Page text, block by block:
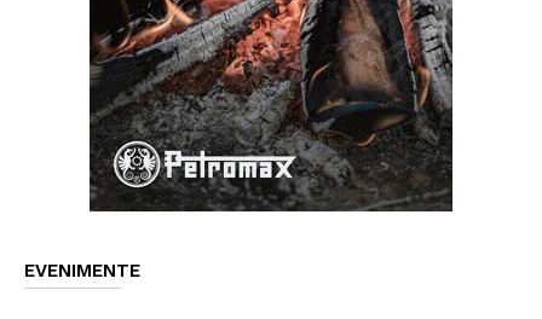
EVENIMENTE